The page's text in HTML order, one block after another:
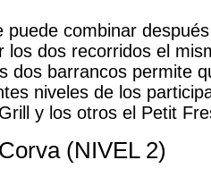
puede combinar
los dos recorridos el
dos barrancos permite
niveles de los
y los otros el Petit
(NIVEL 2)